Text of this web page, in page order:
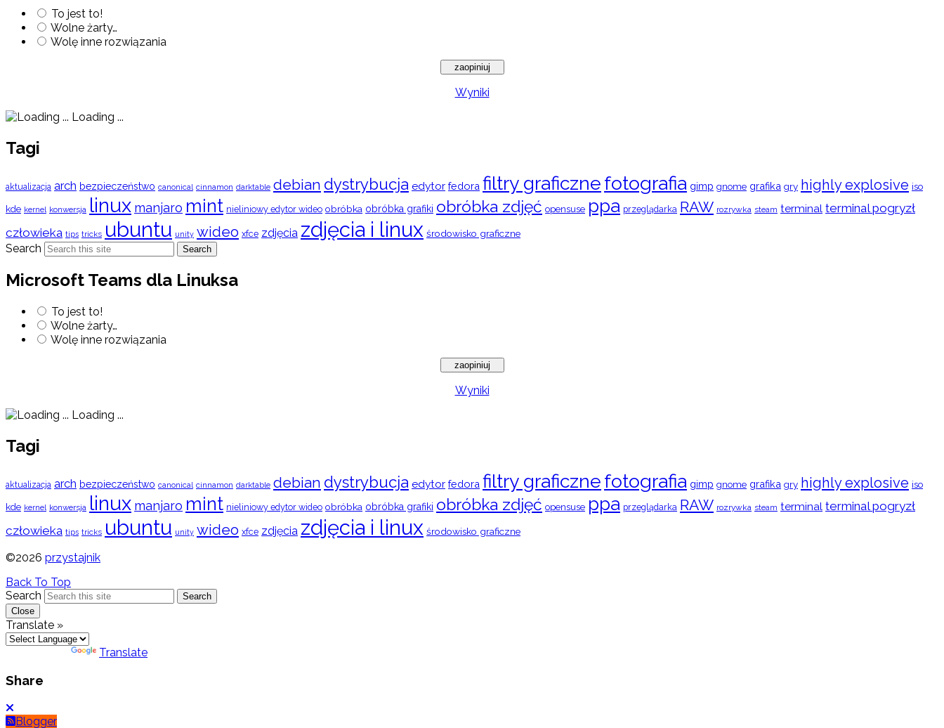
To jest to!
Wolne żarty…
Wolę inne rozwiązania
Wyniki
Loading ...
Tagi
aktualizacja arch bezpieczeństwo canonical cinnamon darktable debian dystrybucja edytor fedora filtry graficznefotografia gimp gnome grafika gry highly explosive iso
kde kernel konwersja linux manjaro mint nieliniowy edytor wideo obróbka obróbka grafiki obróbka zdjęć opensuse ppa przeglądarka RAW rozrywka steam terminal terminal pogryzł
człowieka tips tricks ubuntu unity wideo xfce zdjęcia zdjęcia i linux środowisko graficzne
Search Search
Microsoft Teams dla Linuksa
To jest to!
Wolne żarty…
Wolę inne rozwiązania
Wyniki
Loading ...
Tagi
aktualizacja arch bezpieczeństwo canonical cinnamon darktable debian dystrybucja edytor fedora filtry graficznefotografia gimp gnome grafika gry highly explosive iso
kde kernel konwersja linux manjaro mint nieliniowy edytor wideo obróbka obróbka grafiki obróbka zdjęć opensuse ppa przeglądarka RAW rozrywka steam terminal terminal pogryzł
człowieka tips tricks ubuntu unity wideo xfce zdjęcia zdjęcia i linux środowisko graficzne
©2026 przystajnik
Back To Top
Search
Search
Close
Translate »
Translate
Share
Blogger